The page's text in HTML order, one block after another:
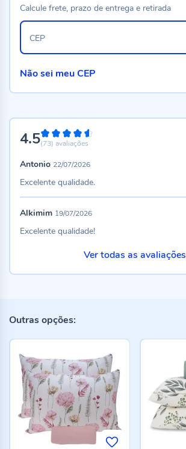
4.590%
(73) avaliações
Antonio 22/07/2026
Excelente qualidade.
Alkimim 19/07/2026
Excelente qualidade!
Ver todas as avaliações
Calcule frete, prazo de entrega e retirada
CEP
Não sei meu CEP
Outras opções: